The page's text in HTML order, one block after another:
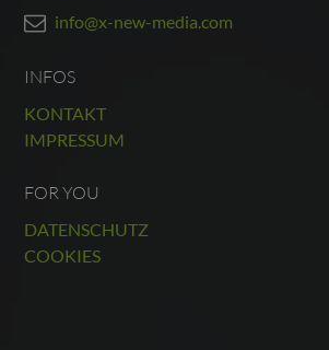
info@x-new-media.com
INFOS
KONTAKT
IMPRESSUM
FOR YOU
DATENSCHUTZ
COOKIES